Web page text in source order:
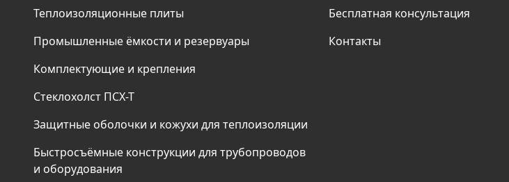
Теплоизоляционные плиты
Промышленные ёмкости и резервуары
Комплектующие и крепления
Стеклохолст ПСХ-Т
Защитные оболочки и кожухи для теплоизоляции
Быстросъёмные конструкции для трубопроводов
и оборудования
Бесплатная консультация
Контакты